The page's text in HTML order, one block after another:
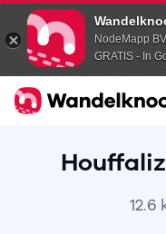
NodeMapp BV
GRATIS - In
12.6